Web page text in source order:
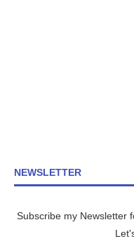
NEWSLETTER
Subscribe my Newsletter